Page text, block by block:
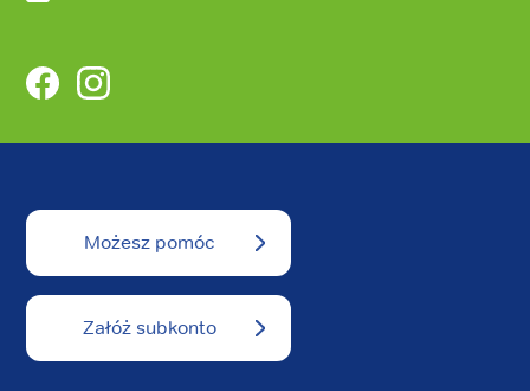
FacebookInstagram
Możesz pomóc
Załóż subkonto